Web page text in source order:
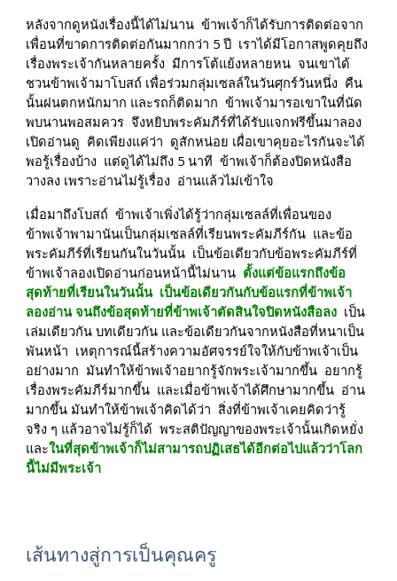
หลังจากดูหนังเรื่องนี้ได้ไม่นาน  ข้าพเจ้าก็ได้รับการติดต่อจาก
เพื่อนที่ขาดการติดต่อกันมากกว่า 5 ปี  เราได้มีโอกาสพูดคุยถึง
เรื่องพระเจ้ากันหลายครั้ง  มีการโต้แย้งหลายหน  จนเขาได้
ชวนข้าพเจ้ามาโบสถ์ เพื่อร่วมกลุ่มเซลล์ในวันศุกร์วันหนึ่ง  คืน
นั้นฝนตกหนักมาก และรถก็ติดมาก  ข้าพเจ้ามารอเขาในที่นัด
พบนานพอสมควร  จึงหยิบพระคัมภีร์ที่ได้รับแจกฟรีขึ้นมาลอง
เปิดอ่านดู  คิดเพียงแค่ว่า  ดูสักหน่อย เผื่อเขาคุยอะไรกันจะได้
พอรู้เรื่องบ้าง  แต่ดูได้ไม่ถึง 5 นาที  ข้าพเจ้าก็ต้องปิดหนังสือ
วางลง เพราะอ่านไม่รู้เรื่อง  อ่านแล้วไม่เข้าใจ
เมื่อมาถึงโบสถ์  ข้าพเจ้าเพิ่งได้รู้ว่ากลุ่มเซลล์ที่เพื่อนของ
ข้าพเจ้าพามานันเป็นกลุ่มเซลล์ที่เรียนพระคัมภีร์กัน  และข้อ
พระคัมภีร์ที่เรียนกันในวันนั้น  เป็นข้อเดียวกับข้อพระคัมภีร์ที่
ข้าพเจ้าลองเปิดอ่านก่อนหน้านี้ไม่นาน ตั้งแต่ข้อแรกถึงข้อ
สุดท้ายที่เรียนในวันนั้น  เป็นข้อเดียวกันกับข้อแรกที่ข้าพเจ้า
ลองอ่าน จนถึงข้อสุดท้ายที่ข้าพเจ้าตัดสินใจปิดหนังสือลง เป็น
เล่มเดียวกัน บทเดียวกัน และข้อเดียวกันจากหนังสือที่หนาเป็น
พันหน้า  เหตุการณ์นี้สร้างความอัศจรรย์ใจให้กับข้าพเจ้าเป็น
อย่างมาก  มันทำให้ข้าพเจ้าอยากรู้จักพระเจ้ามากขึ้น  อยากรู้
เรื่องพระคัมภีร์มากขึ้น  และเมื่อข้าพเจ้าได้ศึกษามากขึ้น  อ่าน
มากขึ้น มันทำให้ข้าพเจ้าคิดได้ว่า  สิ่งที่ข้าพเจ้าเคยคิดว่ารู้
จริง ๆ แล้วอาจไม่รู้ก็ได้  พระสติปัญญาของพระเจ้านั้นเกิดหยั่ง
และในที่สุดข้าพเจ้าก็ไม่สามารถปฏิเสธได้อีกต่อไปแล้วว่าโลก
นี้ไม่มีพระเจ้า
เส้นทางสู่การเป็นคุณครู